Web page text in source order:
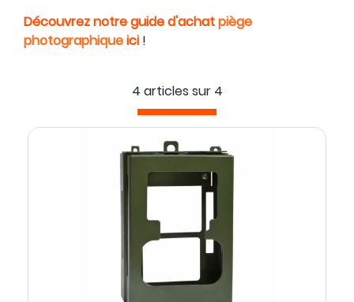
Découvrez notre guide d'achatpiège
photographiqueici !
4 articles sur 4